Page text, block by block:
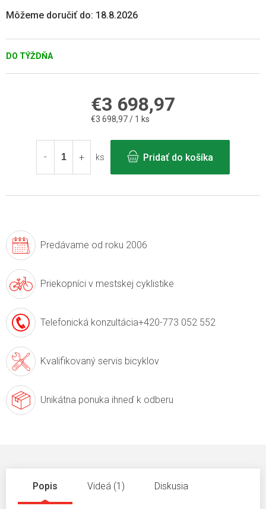
DO TÝŽDŇA
Môžeme doručiť do: 18.8.2026
€3 698,97
Jednotková
€3 698,97 / 1 ks
ks Pridať do košíka
Predávame od roku 2006
Priekopníci v mestskej cyklistike
Telefonická konzultácia+420-773 052 552
Kvalifikovaný servis bicyklov
Unikátna ponuka ihneď k odberu
Popis Videá (1) Diskusia